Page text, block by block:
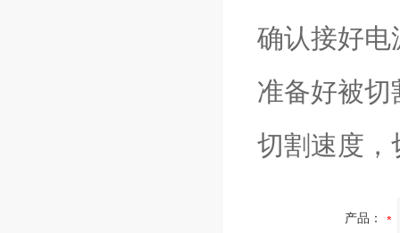
确认接好电
准备好被
切割速度，
产品：